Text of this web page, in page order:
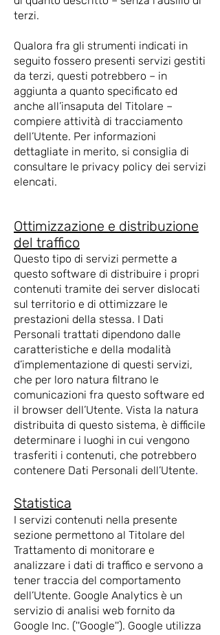
terzi.
Qualora fra gli strumenti indicati in
seguito fossero presenti servizi gestiti
da terzi, questi potrebbero – in
aggiunta a quanto specificato ed
anche all’insaputa del Titolare –
compiere attività di tracciamento
dell’Utente. Per informazioni
dettagliate in merito, si consiglia di
consultare le privacy policy dei servizi
elencati.
Ottimizzazione e distribuzione
del traffico
Questo tipo di servizi permette a
questo software di distribuire i propri
contenuti tramite dei server dislocati
sul territorio e di ottimizzare le
prestazioni della stessa. I Dati
Personali trattati dipendono dalle
caratteristiche e della modalità
d’implementazione di questi servizi,
che per loro natura filtrano le
comunicazioni fra questo software ed
il browser dell’Utente. Vista la natura
distribuita di questo sistema, è difficile
determinare i luoghi in cui vengono
trasferiti i contenuti, che potrebbero
contenere Dati Personali dell’Utente.
Statistica
I servizi contenuti nella presente
sezione permettono al Titolare del
Trattamento di monitorare e
analizzare i dati di traffico e servono a
tener traccia del comportamento
dell’Utente. Google Analytics è un
servizio di analisi web fornito da
Google Inc. (''Google''). Google utilizza